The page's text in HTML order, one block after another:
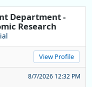
Department -
Research
View Profile
8/7/2026 12:32 PM